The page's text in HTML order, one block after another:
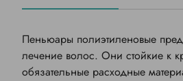
Пеньюары полиэтиленовые
лечение волос. Они стойкие к
обязательные расходные